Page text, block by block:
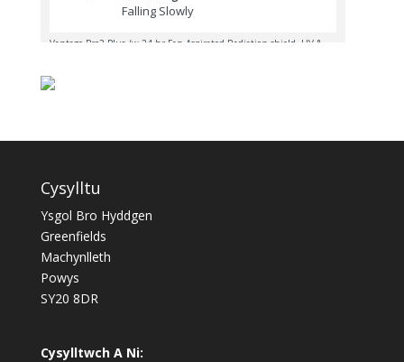
Cysylltu
Ysgol Bro Hyddgen
Greenfields
Machynlleth
Powys
SY20 8DR
Cysylltwch A Ni: